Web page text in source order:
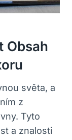
Obsah
světa, a
z
Tyto
a znalosti